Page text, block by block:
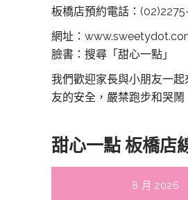
板橋店預約電話：
網址：
臉書：搜尋「甜心一點」
我們歡迎家長與小朋友一起
友的安全，嚴禁跑步和哭鬧
甜心一點 板橋店
8 月 2026